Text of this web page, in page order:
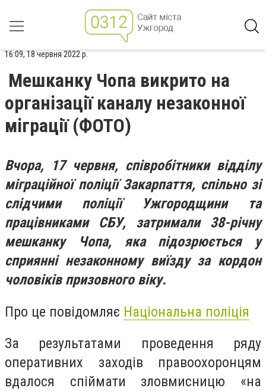
16:09, 18 червня 2022 р.
Мешканку Чопа викрито на
організації каналу незаконної
міграції (ФОТО)
Вчора, 17 червня, співробітники відділу
міграційної поліції Закарпаття, спільно зі
слідчими поліції Ужгородщини та
працівниками СБУ, затримали 38-річну
мешканку Чопа, яка підозрюється у
сприянні незаконному виїзду за кордон
чоловіків призовного віку.
Про це повідомляє Національна поліція
За результатами проведення ряду
оперативних заходів правоохоронцям
вдалося спіймати зловмисницю «на